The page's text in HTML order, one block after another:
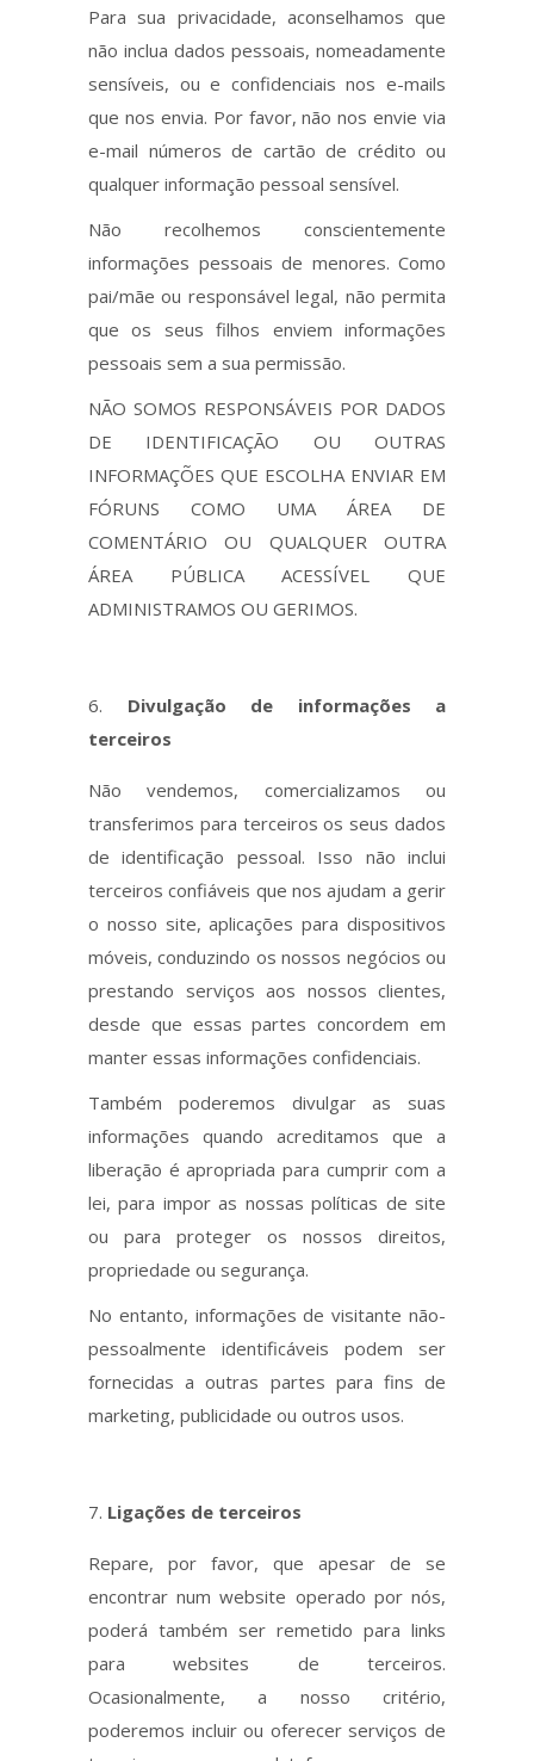
Para sua privacidade, aconselhamos que
não inclua dados pessoais, nomeadamente
sensíveis, ou e confidenciais nos e-mails
que nos envia. Por favor, não nos envie via
e-mail números de cartão de crédito ou
qualquer informação pessoal sensível.
Não recolhemos conscientemente
informações pessoais de menores. Como
pai/mãe ou responsável legal, não permita
que os seus filhos enviem informações
pessoais sem a sua permissão.
NÃO SOMOS RESPONSÁVEIS POR DADOS
DE IDENTIFICAÇÃO OU OUTRAS
INFORMAÇÕES QUE ESCOLHA ENVIAR EM
FÓRUNS COMO UMA ÁREA DE
COMENTÁRIO OU QUALQUER OUTRA
ÁREA PÚBLICA ACESSÍVEL QUE
ADMINISTRAMOS OU GERIMOS.
Divulgação de informações a
terceiros
Não vendemos, comercializamos ou
transferimos para terceiros os seus dados
de identificação pessoal. Isso não inclui
terceiros confiáveis que nos ajudam a gerir
o nosso site, aplicações para dispositivos
móveis, conduzindo os nossos negócios ou
prestando serviços aos nossos clientes,
desde que essas partes concordem em
manter essas informações confidenciais.
Também poderemos divulgar as suas
informações quando acreditamos que a
liberação é apropriada para cumprir com a
lei, para impor as nossas políticas de site
ou para proteger os nossos direitos,
propriedade ou segurança.
No entanto, informações de visitante não-
pessoalmente identificáveis podem ser
fornecidas a outras partes para fins de
marketing, publicidade ou outros usos.
Ligações de terceiros
Repare, por favor, que apesar de se
encontrar num website operado por nós,
poderá também ser remetido para links
para websites de terceiros.
Ocasionalmente, a nosso critério,
poderemos incluir ou oferecer serviços de